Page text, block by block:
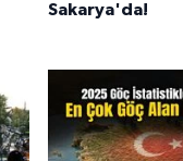
Sakarya'da!